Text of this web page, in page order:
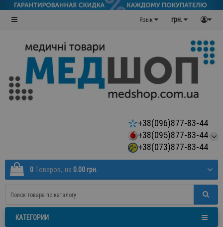
грн.
Язык
+38(096)877-83-44
+38(095)877-83-44
+38(073)877-83-44
0 Tоваров, на 0.00 грн.
КАТЕГОРИИ